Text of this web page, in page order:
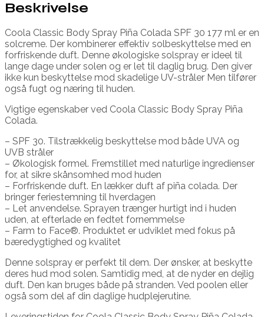
Beskrivelse
Coola Classic Body Spray Piña Colada SPF 30 177 ml er en
solcreme. Der kombinerer effektiv solbeskyttelse med en
forfriskende duft. Denne økologiske solspray er ideel til
lange dage under solen og er let til daglig brug. Den giver
ikke kun beskyttelse mod skadelige UV-stråler Men tilfører
også fugt og næring til huden.
Vigtige egenskaber ved Coola Classic Body Spray Piña
Colada.
– SPF 30. Tilstrækkelig beskyttelse mod både UVA og
UVB stråler
– Økologisk formel. Fremstillet med naturlige ingredienser
for, at sikre skånsomhed mod huden
– Forfriskende duft. En lækker duft af piña colada. Der
bringer feriestemning til hverdagen
– Let anvendelse. Sprayen trænger hurtigt ind i huden
uden, at efterlade en fedtet fornemmelse
– Farm to Face®. Produktet er udviklet med fokus på
bæredygtighed og kvalitet
Denne solspray er perfekt til dem. Der ønsker, at beskytte
deres hud mod solen. Samtidig med, at de nyder en dejlig
duft. Den kan bruges både på stranden. Ved poolen eller
også som del af din daglige hudplejerutine.